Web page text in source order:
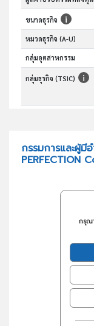
ขนาดธุรกิจ
หมวดธุรกิจ (A-U)
กลุ่มอุตสาหกรรม
กลุ่มธุรกิจ (TSIC)
กรรมการและผู้มี
PERFECTION
กรุณ